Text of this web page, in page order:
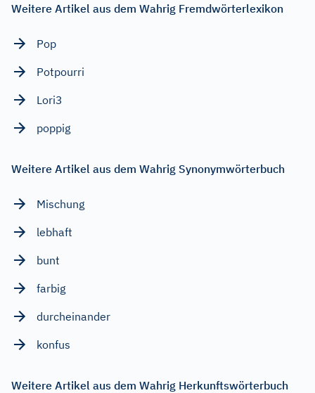
Weitere Artikel aus dem Wahrig Fremdwörterlexikon
Pop
Potpourri
Lori3
poppig
Weitere Artikel aus dem Wahrig Synonymwörterbuch
Mischung
lebhaft
bunt
farbig
durcheinander
konfus
Weitere Artikel aus dem Wahrig Herkunftswörterbuch